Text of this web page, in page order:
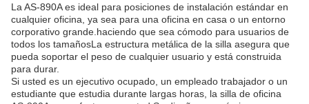
La AS-890A es ideal para posiciones de instalación estándar en
cualquier oficina, ya sea para una oficina en casa o un entorno
corporativo grande.haciendo que sea cómodo para usuarios de
todos los tamañosLa estructura metálica de la silla asegura que
pueda soportar el peso de cualquier usuario y está construida
para durar.
Si usted es un ejecutivo ocupado, un empleado trabajador o un
estudiante que estudia durante largas horas, la silla de oficina